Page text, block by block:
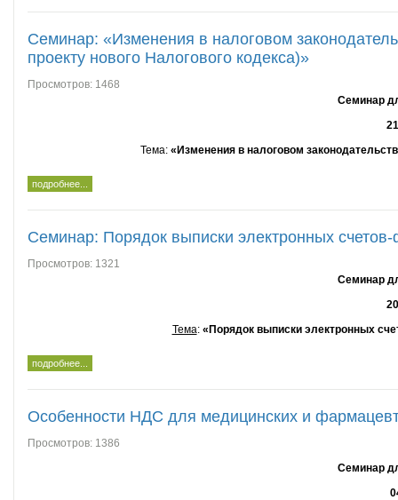
Семинар: «Изменения в налоговом
проекту нового Налогового кодекса)»
Просмотров: 1468
Семинар
Тема: «Изменения в налоговом
подробнее...
Семинар: Порядок выписки электронных счетов-
Просмотров: 1321
Семинар
Тема: «Порядок выписки электронных
подробнее...
Особенности НДС для медицинских и
Просмотров: 1386
Семинар